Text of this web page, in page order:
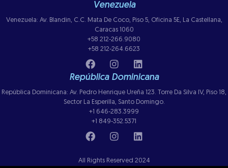
Venezuela
Venezuela: Av. Blandin, C.C. Mata De Coco, Piso 5, Oficina 5E, La Castellana,
Caracas 1060
+58 212-266.9080
+58 212-264.6623
República Dominicana
República Dominicana: Av. Pedro Henrique Ureña 123. Torre Da Silva IV, Piso 18,
Sector La Esperilla, Santo Domingo.
+1 646-283.3999
+1 849-352.5371
All Rights Reserved 2024